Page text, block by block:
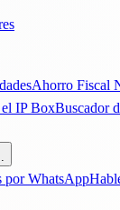
Ahorro Fiscal
IP BoxBuscador
por WhatsApp